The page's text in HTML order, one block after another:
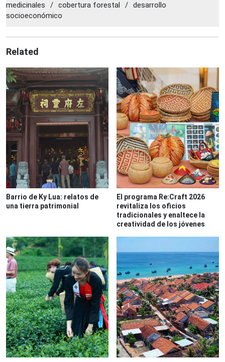
medicinales / cobertura forestal / desarrollo
socioeconómico
Related
Barrio de Ky Lua: relatos de
una tierra patrimonial
El programa Re:Craft 2026
revitaliza los oficios
tradicionales y enaltece la
creatividad de los jóvenes